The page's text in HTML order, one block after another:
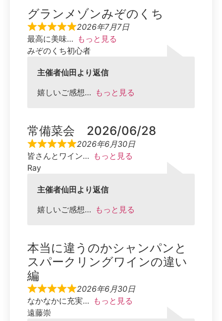
グランメゾンみぞのくち
2026年7月7日
最高に美味
もっと見る
みぞのくち初心者
主催者仙田より返信
嬉しいご感想
もっと見る
常備菜会 2026/06/28
2026年6月30日
皆さんとワイン
もっと見る
Ray
主催者仙田より返信
嬉しいご感想
もっと見る
本当に違うのかシャンパンと
スパークリングワインの違い
編
2026年6月30日
なかなかに充実
もっと見る
遠藤崇